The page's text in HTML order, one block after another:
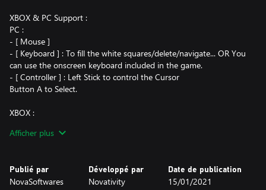
XBOX & PC Support :
PC :
- [ Mouse ]
- [ Keyboard ] : To fill the white squares/delete/navigate... OR You
can use the onscreen keyboard included in the game.
- [ Controller ] : Left Stick to control the Cursor
Button A to Select.
XBOX :
A Button to Select.
- Touch Screen Supported.
Afficher plus
Publié par
NovaSoftwares
Développé par
Novativity
Date de publication
15/01/2021